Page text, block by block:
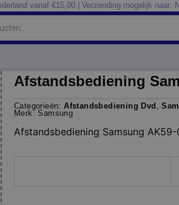
vanaf €15,00 | Verzending mogelijk
Afstandsbediening
Categorieën: Afstandsbediening Dvd ,
Merk: Samsung
Afstandsbediening Samsung AK59-